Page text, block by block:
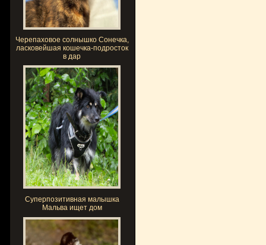
Черепаховое солнышко Сонечка,
ласковейшая кошечка-подросток
в дар
Суперпозитивная малышка
Мальва ищет дом